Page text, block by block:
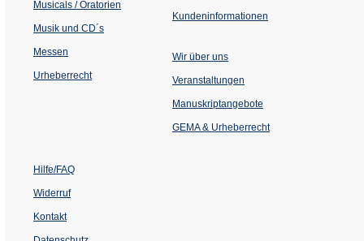
Musicals / Oratorien
Musik und CD´s
Messen
Urheberrecht
Kundeninformationen
Wir über uns
Veranstaltungen
einem
Tab)
Manuskriptangebote
GEMA & Urheberrecht
Hilfe/FAQ
Widerruf
Kontakt